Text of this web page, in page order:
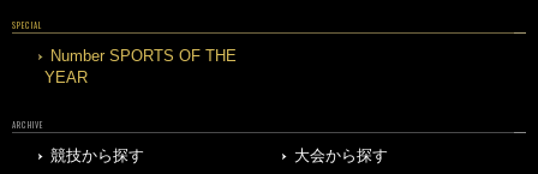
SPECIAL
Number SPORTS OF THE
YEAR
ARCHIVE
競技から探す
大会から探す